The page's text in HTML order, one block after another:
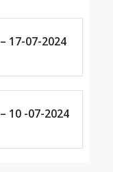
17-07-2024
10 -07-2024